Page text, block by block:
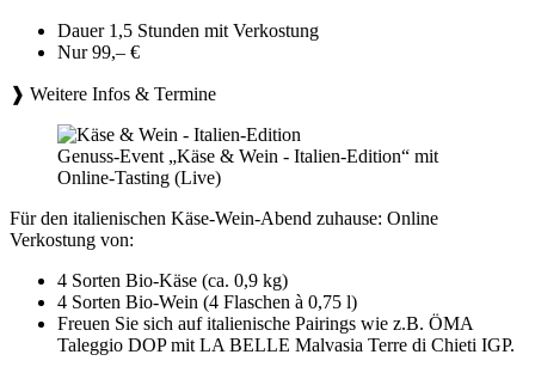
Dauer 1,5 Stunden mit Verkostung
Nur 99,– €
❱ Weitere Infos & Termine
Genuss-Event „Käse & Wein - Italien-Edition“ mit
Online-Tasting (Live)
Für den italienischen Käse-Wein-Abend zuhause: Online
Verkostung von:
4 Sorten Bio-Käse (ca. 0,9 kg)
4 Sorten Bio-Wein (4 Flaschen à 0,75 l)
Freuen Sie sich auf italienische Pairings wie z.B. ÖMA
Taleggio DOP mit LA BELLE Malvasia Terre di Chieti IGP.